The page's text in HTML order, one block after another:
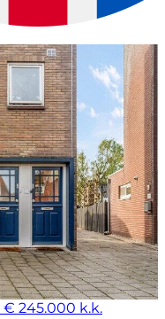
€ 245.000 k.k.